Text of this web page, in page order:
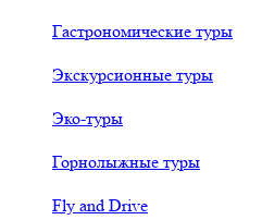
Гастрономические туры
Экскурсионные туры
Эко-туры
Горнолыжные туры
Fly and Drive